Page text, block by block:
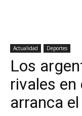
Actualidad Deportes
Los
rivales en
arranca